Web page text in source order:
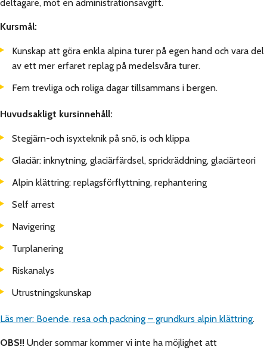
deltagare, mot en administrationsavgift.
Kursmål:
Kunskap att göra enkla alpina turer på egen hand och vara del
av ett mer erfaret replag på medelsvåra turer.
Fem trevliga och roliga dagar tillsammans i bergen.
Huvudsakligt kursinnehåll:
Stegjärn-och isyxteknik på snö, is och klippa
Glaciär: inknytning, glaciärfärdsel, sprickräddning, glaciärteori
Alpin klättring: replagsförflyttning, rephantering
Self arrest
Navigering
Turplanering
Riskanalys
Utrustningskunskap
Läs mer: Boende, resa och packning – grundkurs alpin klättring.
OBS!! Under sommar kommer vi inte ha möjlighet att